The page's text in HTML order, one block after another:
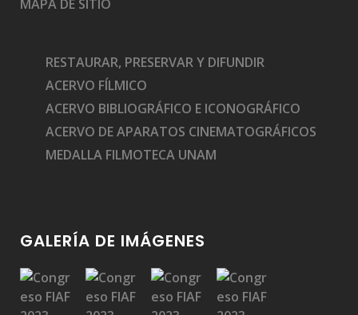
MAPA DE SITIO
RESTAURAR, PRESERVAR Y DIFUNDIR
ACERVO FÍLMICO
ACERVO BIBLIOGRÁFICO E ICONOGRÁFICO
ACERVO DE APARATOS CINEMATOGRÁFICOS
MEDALLA FILMOTECA UNAM
GALERÍA DE IMÁGENES